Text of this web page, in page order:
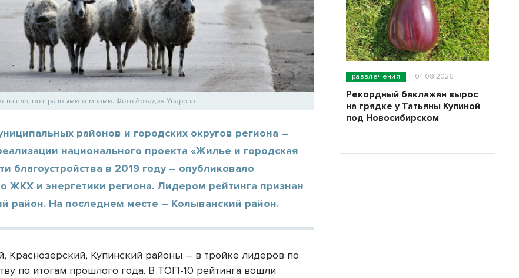
в село, но с разными темпами. Фото Аркадия Уварова
районов и городских округов региона –
национального проекта «Жилье и городская
благоустройства в 2019 году – опубликовало
ЖКХ и энергетики региона. Лидером рейтинга признан
район. На последнем месте – Колыванский район.
Краснозерский, Купинский районы – в тройке лидеров по
по итогам прошлого года. В ТОП-10 рейтинга вошли
развлечения 04.08.2026
Рекордный баклажан вырос
на грядке у Татьяны Купиной
под Новосибирском